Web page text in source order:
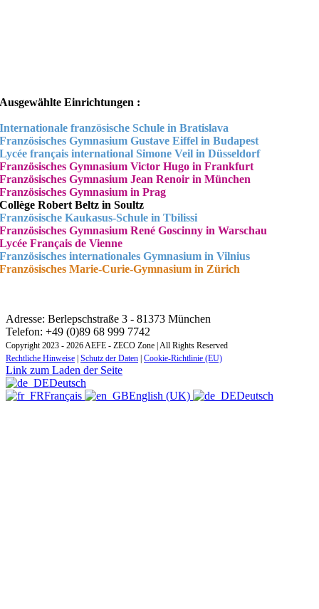
Ausgewählte Einrichtungen :
Internationale französische Schule in Bratislava
Französisches Gymnasium Gustave Eiffel in Budapest
Lycée français international Simone Veil in Düsseldorf
Französisches Gymnasium Victor Hugo in Frankfurt
Französisches Gymnasium Jean Renoir in München
Französisches Gymnasium in Prag
Collège Robert Beltz in Soultz
Französische Kaukasus-Schule in Tbilissi
Französisches Gymnasium René Goscinny in Warschau
Lycée Français de Vienne
Französisches internationales Gymnasium in Vilnius
Französisches Marie-Curie-Gymnasium in Zürich
Adresse: Berlepschstraße 3 - 81373 München
Telefon: +49 (0)89 68 999 7742
Copyright 2023 - 2026 AEFE - ZECO Zone | All Rights Reserved
Rechtliche Hinweise Schutz der Daten Cookie-Richtlinie (EU)
Link zum Laden der Seite
Deutsch
Français
English (UK) Deutsch